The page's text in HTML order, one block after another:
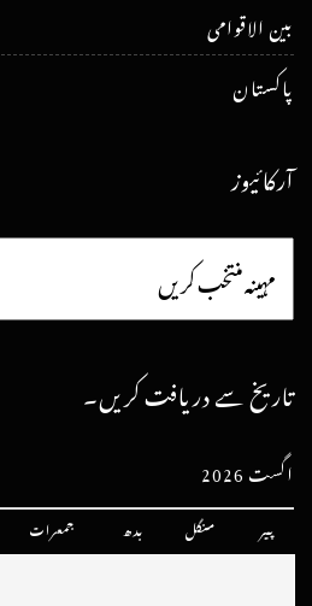
بین الاقوامی
پاکستان
آرکائیوز
تاریخ سے دریافت کریں۔
اگست 2026
پیر منگل بدھ جمعرات